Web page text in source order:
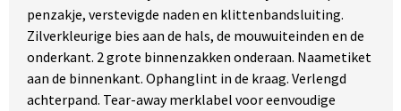
penzakje, verstevigde naden en klittenbandsluiting.
Zilverkleurige bies aan de hals, de mouwuiteinden en de
onderkant. 2 grote binnenzakken onderaan. Naametiket
aan de binnenkant. Ophanglint in de kraag. Verlengd
achterpand. Tear-away merklabel voor eenvoudige